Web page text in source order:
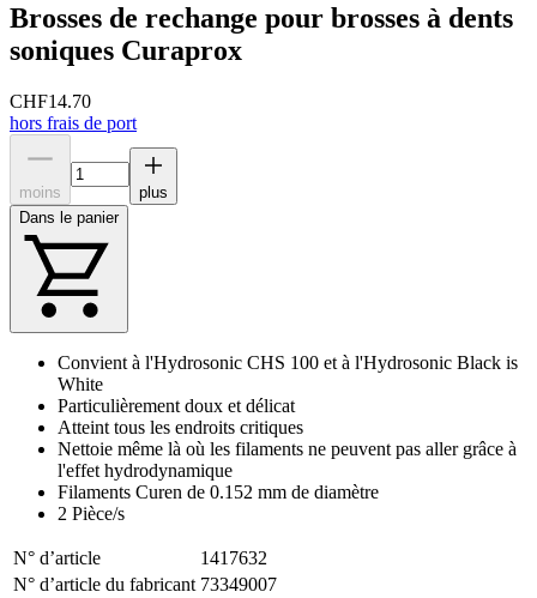
Brosses de rechange pour brosses à dents
soniques Curaprox
CHF14.70
hors frais de port
moins
plus
Dans le panier
Convient à l'Hydrosonic CHS 100 et à l'Hydrosonic Black is
White
Particulièrement doux et délicat
Atteint tous les endroits critiques
Nettoie même là où les filaments ne peuvent pas aller grâce à
l'effet hydrodynamique
Filaments Curen de 0.152 mm de diamètre
2 Pièce/s
N° d’article
1417632
N° d’article du fabricant 73349007